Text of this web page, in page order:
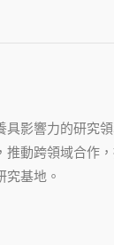
影響力的研究
動跨領域合作
究基地。